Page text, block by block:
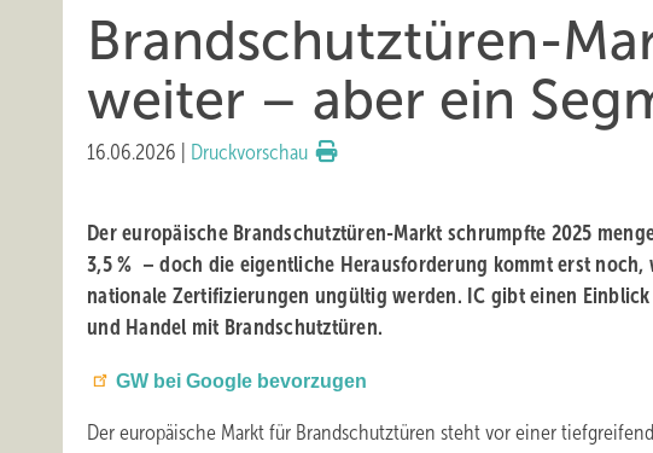
Brandschutztüren-
weiter – aber ein
16.06.2026 Druckvorschau
Der europäische Brandschutztüren-Markt schrumpfte 2025
3,5 % – doch die eigentliche Herausforderung kommt erst noch,
nationale Zertifizierungen ungültig werden. IC gibt einen
und Handel mit Brandschutztüren.
GW bei Google bevorzugen
Der europäische Markt für Brandschutztüren steht vor einer